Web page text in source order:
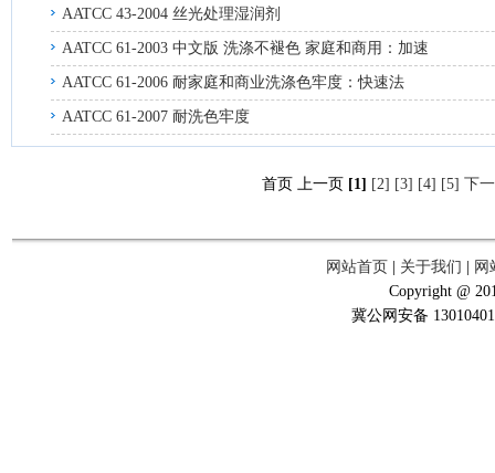
AATCC 43-2004 丝光处理湿润剂
AATCC 61-2003 中文版 洗涤不褪色 家庭和商用：加速
AATCC 61-2006 耐家庭和商业洗涤色牢度：快速法
AATCC 61-2007 耐洗色牢度
首页 上一页 [1] [2] [3] [4] [5] 下
网站首页 关于我们
网
Copyright @
冀公网安备